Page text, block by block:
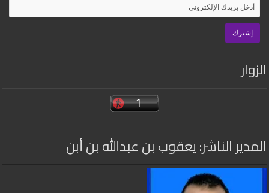
الزوار
المدير الناشر: يعقوب بن عبدالله بن أبن